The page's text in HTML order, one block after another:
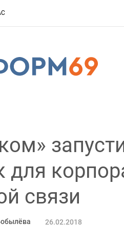
для
связи
26.02.2018